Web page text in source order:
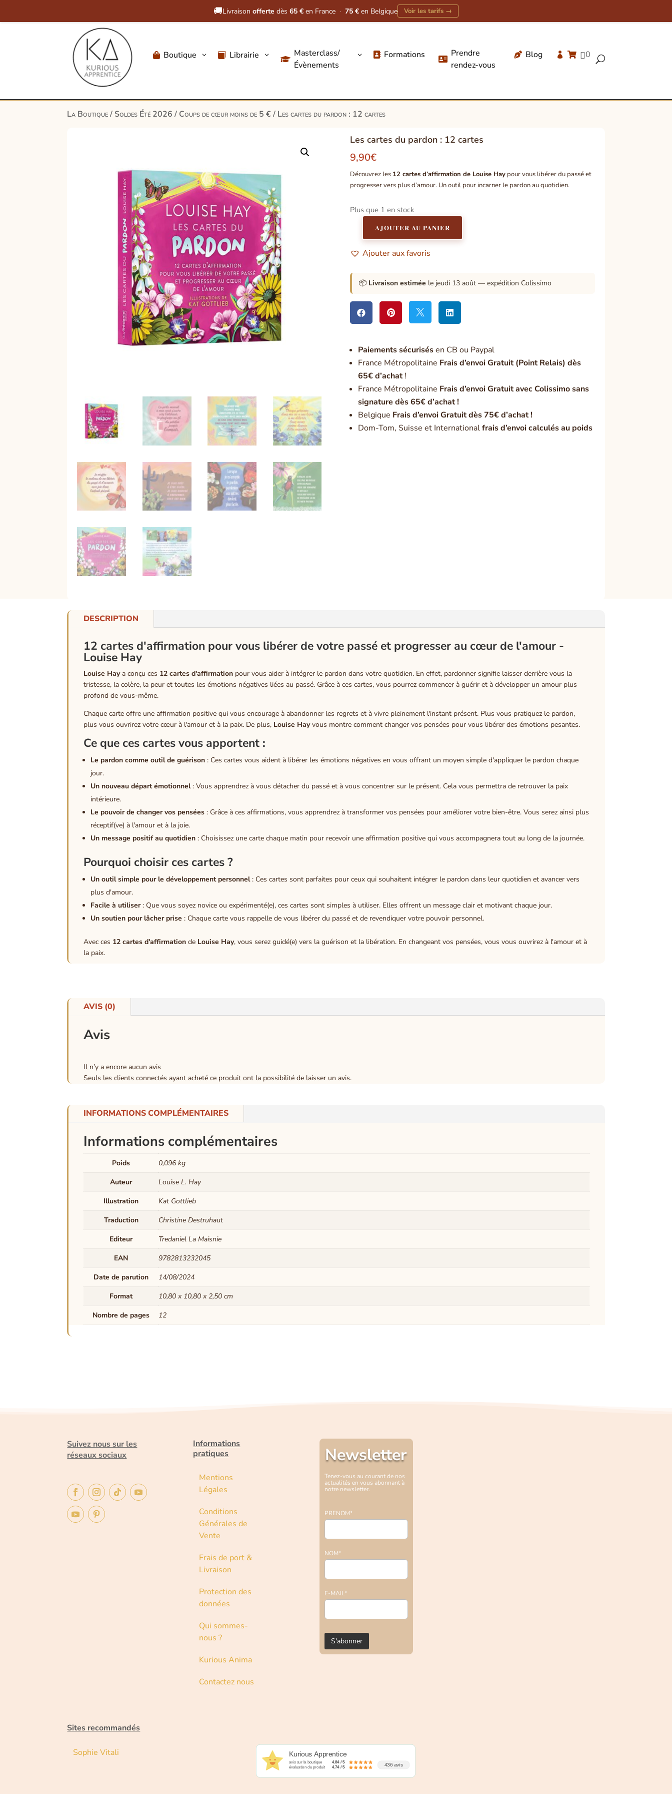
🚚Livraison offerte dès 65 € en France · 75 € en Belgique Voir les tarifs →
 Boutique 3  Librairie 3

Masterclass/
Évènements
3  Formations 
Prendre
rendez-vous
 Blog   0 U
produits
La Boutique/ Soldes Été 2026/ Coups de cœur moins de 5 €/ Les cartes du pardon : 12 cartes
Les cartes du pardon : 12 cartes
9,90€
Découvrez les 12 cartes d’affirmation de Louise Hay pour vous libérer du passé et
progresser vers plus d’amour. Un outil pour incarner le pardon au quotidien.
Plus que 1 en stock
quantité
Les
du
pardon
:
12
cartes
AJOUTER AU PANIER
Ajouter aux favoris
📦 Livraison estimée le jeudi 13 août — expédition Colissimo
   
Paiements sécurisésen CB ou Paypal
France Métropolitaine Frais d’envoi Gratuit (Point Relais) dès
65€ d’achat!
France Métropolitaine Frais d’envoi Gratuit avec Colissimo sans
signature dès 65€ d’achat !
Belgique Frais d’envoi Gratuit dès 75€ d’achat !
Dom-Tom, Suisse et Internationalfrais d’envoi calculés au poids
DESCRIPTION
12 cartes d'affirmation pour vous libérer de votre passé et progresser au cœur de l'amour -
Louise Hay
Louise Haya conçu ces 12 cartes d'affirmation pour vous aider à intégrer le pardon dans votre quotidien. En effet, pardonner signifie laisser derrière vous la
tristesse, la colère, la peur et toutes les émotions négatives liées au passé. Grâce à ces cartes, vous pourrez commencer à guérir et à développer un amour plus
profond de vous-même.
Chaque carte offre une affirmation positive qui vous encourage à abandonner les regrets et à vivre pleinement l'instant présent. Plus vous pratiquez le pardon,
plus vous ouvrirez votre cœur à l'amour et à la paix. De plus, Louise Hayvous montre comment changer vos pensées pour vous libérer des émotions pesantes.
Ce que ces cartes vous apportent :
Le pardon comme outil de guérison : Ces cartes vous aident à libérer les émotions négatives en vous offrant un moyen simple d'appliquer le pardon chaque
jour.
Un nouveau départ émotionnel: Vous apprendrez à vous détacher du passé et à vous concentrer sur le présent. Cela vous permettra de retrouver la paix
intérieure.
Le pouvoir de changer vos pensées : Grâce à ces affirmations, vous apprendrez à transformer vos pensées pour améliorer votre bien-être. Vous serez ainsi plus
réceptif(ve) à l'amour et à la joie.
Un message positif au quotidien : Choisissez une carte chaque matin pour recevoir une affirmation positive qui vous accompagnera tout au long de la journée.
Pourquoi choisir ces cartes ?
Un outil simple pour le développement personnel: Ces cartes sont parfaites pour ceux qui souhaitent intégrer le pardon dans leur quotidien et avancer vers
plus d'amour.
Facile à utiliser: Que vous soyez novice ou expérimenté(e), ces cartes sont simples à utiliser. Elles offrent un message clair et motivant chaque jour.
Un soutien pour lâcher prise : Chaque carte vous rappelle de vous libérer du passé et de revendiquer votre pouvoir personnel.
Avec ces 12 cartes d'affirmation de Louise Hay, vous serez guidé(e) vers la guérison et la libération. En changeant vos pensées, vous vous ouvrirez à l'amour et à
la paix.
AVIS (0)
Avis
Il n’y a encore aucun avis
Seuls les clients connectés ayant acheté ce produit ont la possibilité de laisser un avis.
INFORMATIONS COMPLÉMENTAIRES
Informations complémentaires
Poids
0,096 kg
Auteur
Louise L. Hay
Illustration
Kat Gottlieb
Traduction
Christine Destruhaut
Editeur
Tredaniel La Maisnie
EAN
9782813232045
Date de parution
14/08/2024
Format
10,80 x 10,80 x 2,50 cm
Nombre de pages
12
Suivez nous sur les
réseaux sociaux
Informations
pratiques
Mentions
Légales
Conditions
Générales de
Vente
Frais de port &
Livraison
Protection des
données
Qui sommes-
nous ?
Kurious Anima
Contactez nous
Newsletter
Tenez-vous au courant de nos
actualités en vous abonnant à
notre newsletter.
PRENOM*
NOM*
E-MAIL*
Sites recommandés
Sophie Vitali Kurious Apprentice
avis sur la boutique 4.84 / 5
évaluation du produit 4.74 / 5 436 avis